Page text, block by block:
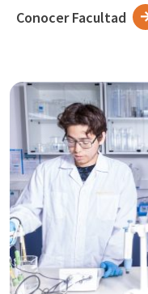
Conocer Facultad